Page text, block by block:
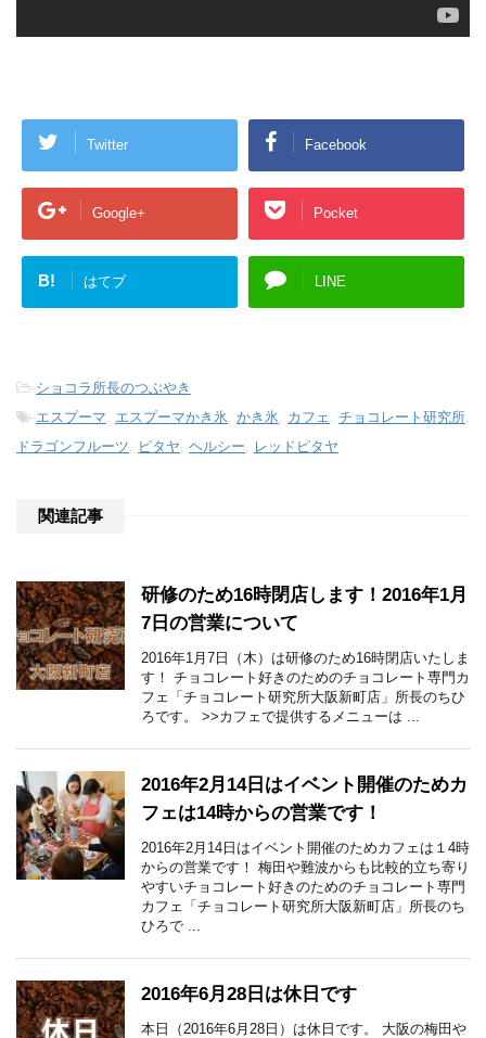
Twitter Facebook
Google+ Pocket
B! はてブ LINE
-ショコラ所長のつぶやき
-エスプーマ エスプーマかき氷 かき氷 カフェ チョコレート研究所
ドラゴンフルーツ
ピタヤ ヘルシー レッドピタヤ
関連記事
研修のため16時閉店します！2016年1月
7日の営業について
2016年1月7日（木）は研修のため16時閉店いたしま
す！ チョコレート好きのためのチョコレート専門カ
フェ「チョコレート研究所大阪新町店」所長のちひ
ろです。 >>カフェで提供するメニューは ...
2016年2月14日はイベント開催のためカ
フェは14時からの営業です！
2016年2月14日はイベント開催のためカフェは１4時
からの営業です！ 梅田や難波からも比較的立ち寄り
やすいチョコレート好きのためのチョコレート専門
カフェ「チョコレート研究所大阪新町店」所長のち
ひろで ...
2016年6月28日は休日です
本日（2016年6月28日）は休日です。 大阪の梅田や